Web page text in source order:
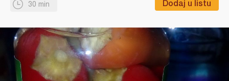
30 min Dodaj u listu